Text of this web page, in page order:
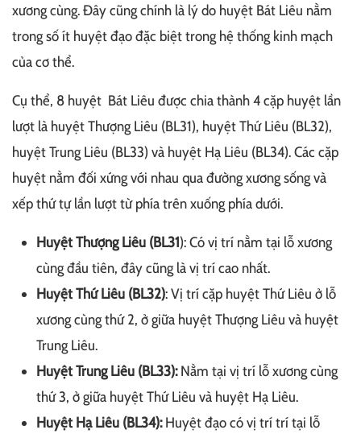
xương cùng. Đây cũng chính là lý do huyệt Bát Liêu nằm
trong số ít huyệt đạo đặc biệt trong hệ thống kinh mạch
của cơ thể.
Cụ thể, 8 huyệt Bát Liêu được chia thành 4 cặp huyệt lần
lượt là huyệt Thượng Liêu (BL31), huyệt Thứ Liêu (BL32),
huyệt Trung Liêu (BL33) và huyệt Hạ Liêu (BL34). Các cặp
huyệt nằm đối xứng với nhau qua đường xương sống và
xếp thứ tự lần lượt từ phía trên xuống phía dưới.
Huyệt Thượng Liêu (BL31): Có vị trí nằm tại lỗ xương
cùng đầu tiên, đây cũng là vị trí cao nhất.
Huyệt Thứ Liêu (BL32): Vị trí cặp huyệt Thứ Liêu ở lỗ
xương cùng thứ 2, ở giữa huyệt Thượng Liêu và huyệt
Trung Liêu.
Huyệt Trung Liêu (BL33):Nằm tại vị trí lỗ xương cùng
thứ 3, ở giữa huyệt Thứ Liêu và huyệt Hạ Liêu.
Huyệt Hạ Liêu (BL34):Huyệt đạo có vị trí trí tại lỗ